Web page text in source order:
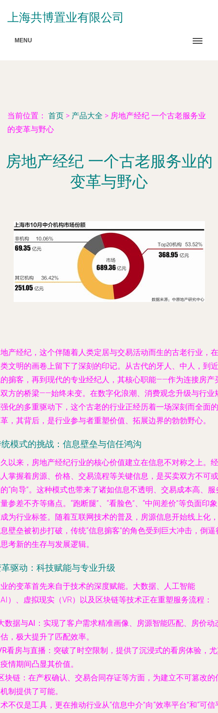
上海共博置业有限公司
MENU
当前位置： 首页 > 产品大全 > 房地产经纪 一个古老服务业
的变革与野心
房地产经纪 一个古老服务业的
变革与野心
产经纪，这个伴随着人类定居与交易活动而生的古老行业，在
文明的画卷上留下了深刻的印记。从古代的牙人、中人，到近
掮客，再到现代的专业经纪人，其核心职能——作为连接房产
方的桥梁——始终未变。在数字化浪潮、消费观念升级与行业
化的多重驱动下，这个古老的行业正经历着一场深刻而全面的
，其背后，是行业参与者重塑价值、拓展边界的勃勃野心。
模式的挑战：信息壁垒与信任鸿沟
以来，房地产经纪行业的核心价值建立在信息不对称之上。经
掌握着房源、价格、交易流程等关键信息，是买卖双方不可或
“向导”。这种模式也带来了诸如信息不透明、交易成本高、服
参差不齐等痛点。“跑断腿”、“看脸色”、“中间差价”等负面印
为行业标签。随着互联网技术的普及，房源信息开始线上化，
壁垒被初步打破，传统“信息掮客”的角色受到巨大冲击，倒逼
考新的生存与发展逻辑。
驱动：科技赋能与专业升级
的变革首先来自于技术的深度赋能。大数据、人工智能
）、虚拟现实（VR）以及区块链等技术正在重塑服务流程：
数据与AI ：实现了客户需求精准画像、房源智能匹配、房价动
，极大提升了匹配效率。
看房与直播 ：突破了时空限制，提供了沉浸式的看房体验，
情期间凸显其价值。
块链 ：在产权确认、交易合同存证等方面，为建立不可篡改的
制提供了可能。
不仅是工具，更在推动行业从“信息中介”向“效率平台”和“可信